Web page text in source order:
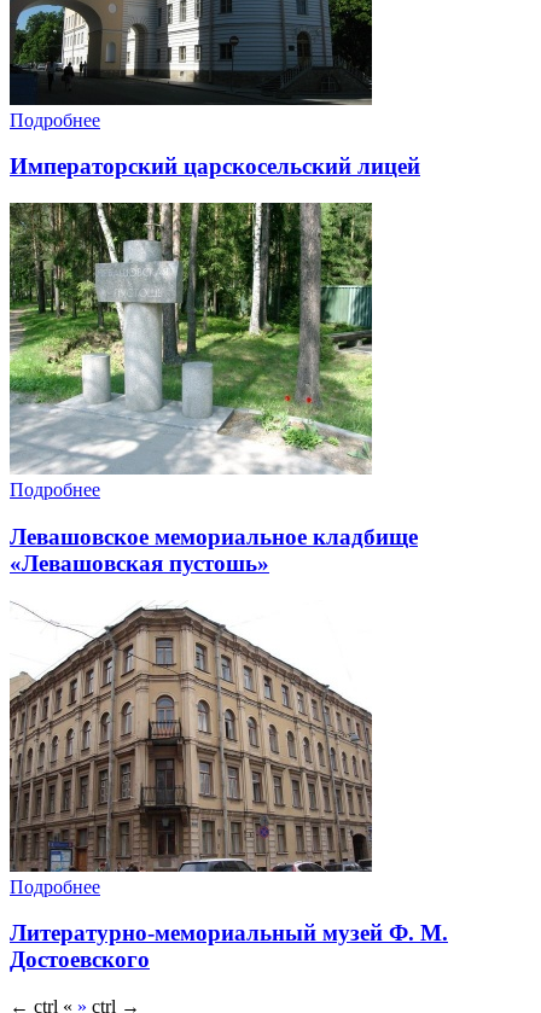
Подробнее
Императорский царскосельский лицей
Подробнее
Левашовское мемориальное кладбище
«Левашовская пустошь»
Подробнее
Литературно-мемориальный музей Ф. М.
Достоевского
← ctrl « » ctrl →